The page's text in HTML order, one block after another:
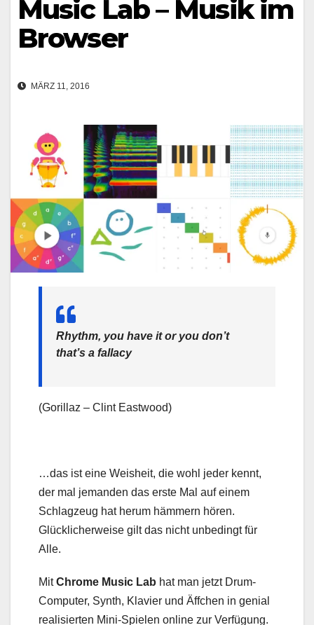
Music Lab – Musik im
Browser
MÄRZ 11, 2016
Rhythm, you have it or you don’t
that’s a fallacy
(Gorillaz – Clint Eastwood)
…das ist eine Weisheit, die wohl jeder kennt,
der mal jemanden das erste Mal auf einem
Schlagzeug hat herum hämmern hören.
Glücklicherweise gilt das nicht unbedingt für
Alle.
MitChrome Music Lab hat man jetzt Drum-
Computer, Synth, Klavier und Äffchen in genial
realisierten Mini-Spielen online zur Verfügung.